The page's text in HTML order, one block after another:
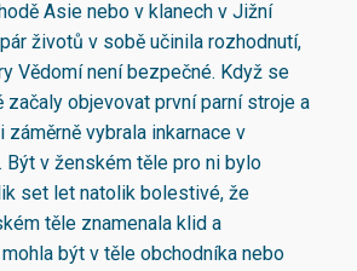
Asie nebo v klanech v Jižní
životů v sobě učinila rozhodnutí,
Vědomí není bezpečné. Když se
začaly objevovat první parní stroje a
záměrně vybrala inkarnace v
Být v ženském těle pro ni bylo
set let natolik bolestivé, že
těle znamenala klid a
být v těle obchodníka nebo